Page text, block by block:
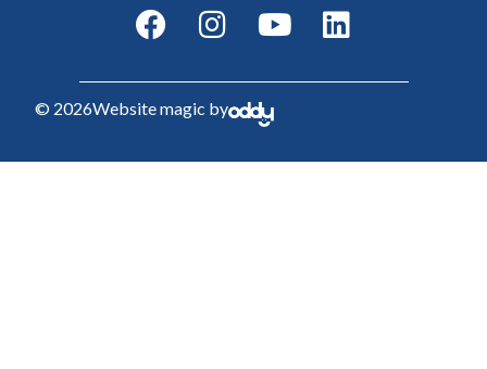
© 2026Website magic by